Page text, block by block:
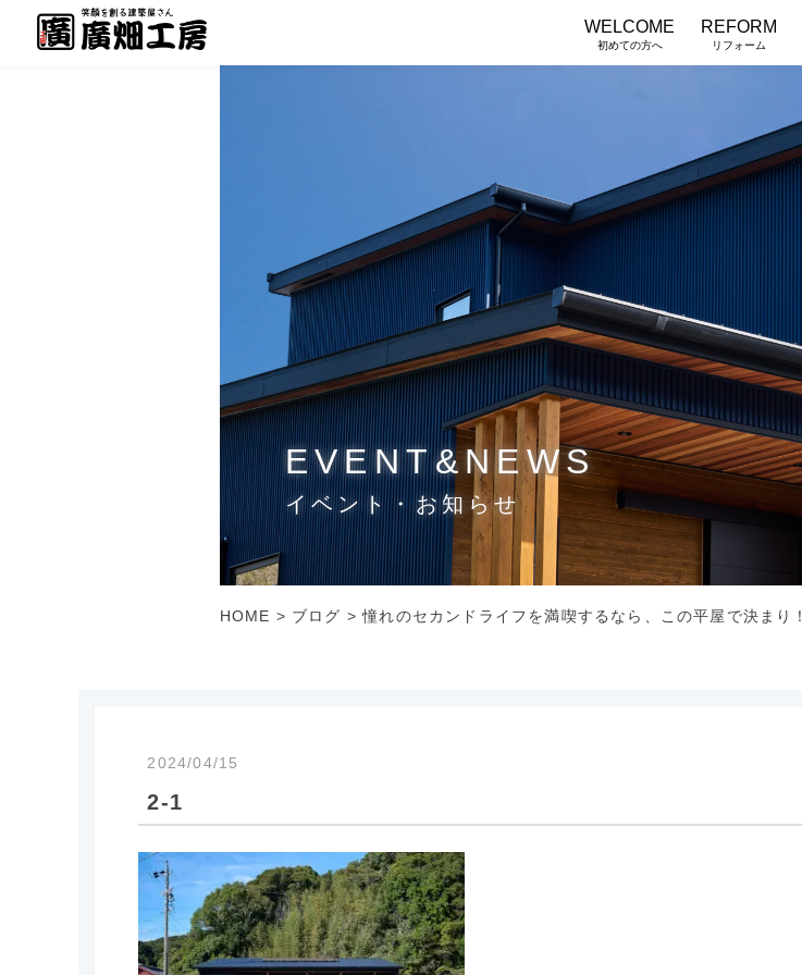
WELCOME
初めての方へ
REFORM
リフォーム
EVENT&NEWS
イベント・お知らせ
HOME > ブログ >憧れのセカンドライフを満喫するなら、この平屋で決まり！
2-1
2024/04/15